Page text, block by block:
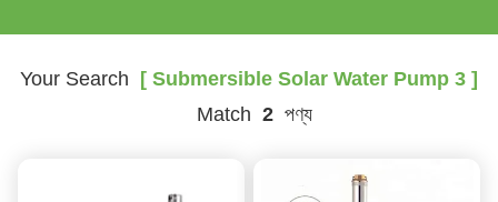
Your Search [ Submersible Solar Water Pump 3 ]
Match 2 পণ্য